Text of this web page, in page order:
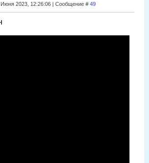
Июня 2023, 12:26:06 | Сообщение # 49